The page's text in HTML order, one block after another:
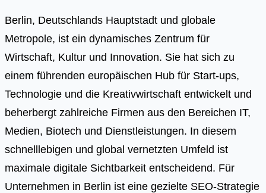
Berlin, Deutschlands Hauptstadt und globale
Metropole, ist ein dynamisches Zentrum für
Wirtschaft, Kultur und Innovation. Sie hat sich zu
einem führenden europäischen Hub für Start-ups,
Technologie und die Kreativwirtschaft entwickelt und
beherbergt zahlreiche Firmen aus den Bereichen IT,
Medien, Biotech und Dienstleistungen. In diesem
schnelllebigen und global vernetzten Umfeld ist
maximale digitale Sichtbarkeit entscheidend. Für
Unternehmen in Berlin ist eine gezielte SEO-Strategie